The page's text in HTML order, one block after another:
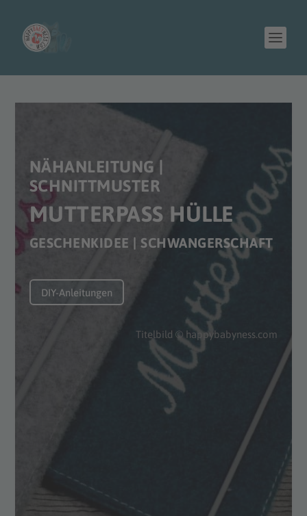
NÄHANLEITUNG |
SCHNITTMUSTER
MUTTERPASS HÜLLE
GESCHENKIDEE | SCHWANGERSCHAFT
DIY-Anleitungen
Titelbild © happybabyness.com